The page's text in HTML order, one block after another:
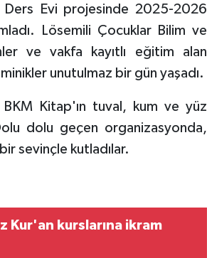
Ders Evi projesinde 2025-2026
Lösemili Çocuklar Bilim ve
ve vakfa kayıtlı eğitim alan
unutulmaz bir gün yaşadı.
Kitap'ın tuval, kum ve yüz
dolu geçen organizasyonda,
sevinçle kutladılar.
Kur'an kurslarına ikram